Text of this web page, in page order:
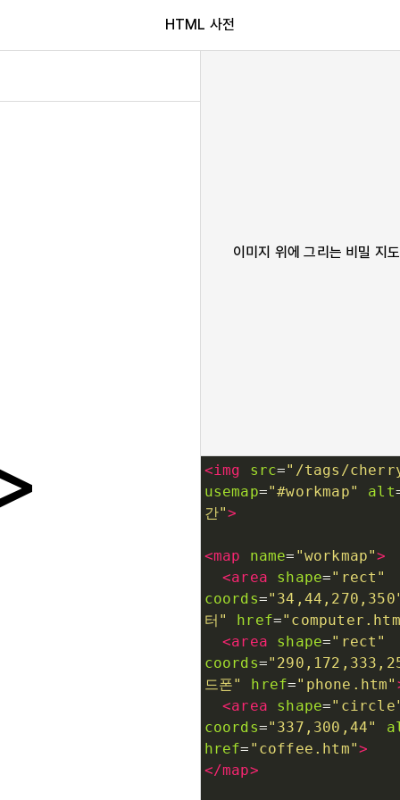
HTML 사전
이미지 위에 그리는 비밀 지
<img src="/tags/
usemap="#workmap" alt
간">
<map name= "workmap">
<area shape="rect"
coords=
터"
href=
<area shape="rect"
coords=
드폰"
href="phone.htm"
<area shape=
coords="337,300,44"
href= "coffee.htm">
</map>